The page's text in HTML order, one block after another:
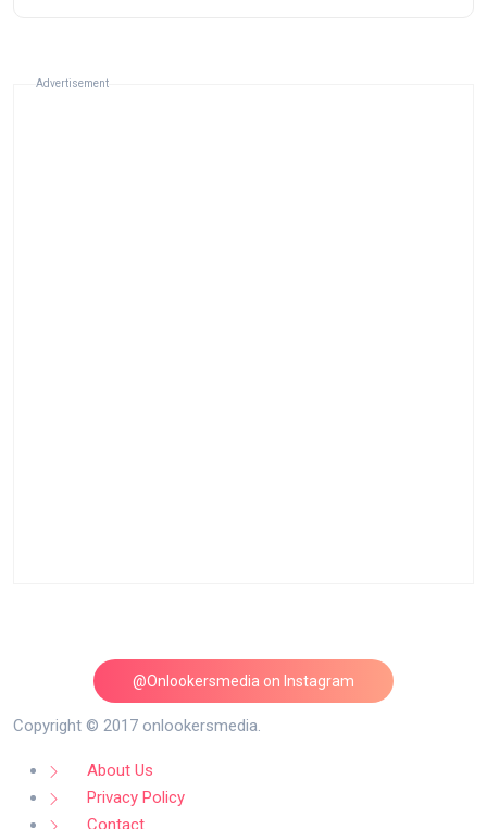
Advertisement
@Onlookersmedia on Instagram
Follow on Instagram
Copyright © 2017 onlookersmedia.
About Us
Privacy Policy
Contact